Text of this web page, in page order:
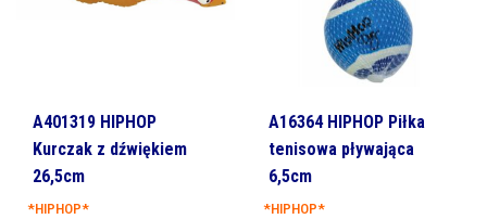
A401319 HIPHOP
Kurczak z dźwiękiem
26,5cm
*HIPHOP*
A16364 HIPHOP Piłka
tenisowa pływająca
6,5cm
*HIPHOP*